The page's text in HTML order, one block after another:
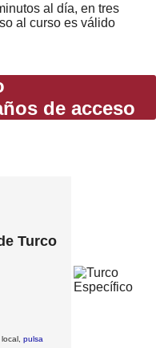
al día, en tres
al curso es válido
de acceso
Turco
pulsa